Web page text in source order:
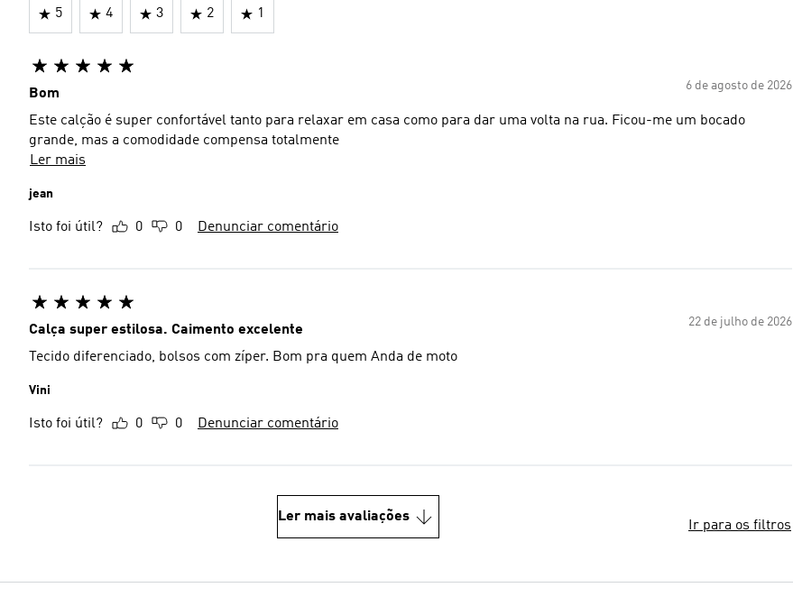
5 4 3 2 1
6 de agosto de 2026
Bom
Este calção é super confortável tanto para relaxar em casa como para dar uma volta na rua. Ficou-me um bocado
grande, mas a comodidade compensa totalmente
Ler mais
jean
Isto foi útil? 0 0 Denunciar comentário
22 de julho de 2026
Calça super estilosa. Caimento excelente
Tecido diferenciado, bolsos com zíper. Bom pra quem Anda de moto
Vini
Isto foi útil? 0 0 Denunciar comentário
Ler mais avaliações
Ir para os filtros